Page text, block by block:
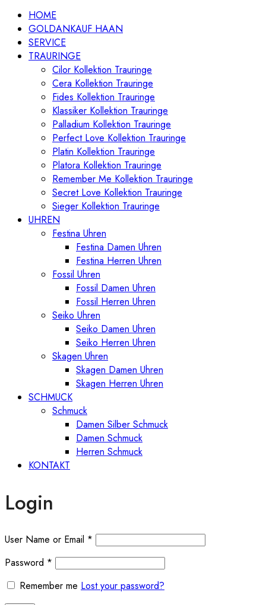
HOME
GOLDANKAUF HAAN
SERVICE
TRAURINGE
Cilor Kollektion Trauringe
Cera Kollektion Trauringe
Fides Kollektion Trauringe
Klassiker Kollektion Trauringe
Palladium Kollektion Trauringe
Perfect Love Kollektion Trauringe
Platin Kollektion Trauringe
Platora Kollektion Trauringe
Remember Me Kollektion Trauringe
Secret Love Kollektion Trauringe
Sieger Kollektion Trauringe
UHREN
Festina Uhren
Festina Damen Uhren
Festina Herren Uhren
Fossil Uhren
Fossil Damen Uhren
Fossil Herren Uhren
Seiko Uhren
Seiko Damen Uhren
Seiko Herren Uhren
Skagen Uhren
Skagen Damen Uhren
Skagen Herren Uhren
SCHMUCK
Schmuck
Damen Silber Schmuck
Damen Schmuck
Herren Schmuck
KONTAKT
Login
User Name or Email *
Password *
Remember me Lost your password?